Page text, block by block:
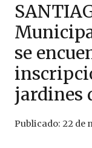
se
jardines
Publicado: 22 de